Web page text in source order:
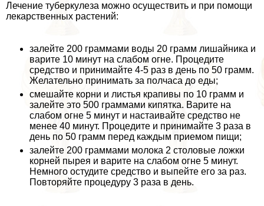
Лечение туберкулеза можно осуществить и при помощи
лекарственных растений:
залейте 200 граммами воды 20 грамм лишайника и
варите 10 минут на слабом огне. Процедите
средство и принимайте 4-5 раз в день по 50 грамм.
Желательно принимать за полчаса до еды;
смешайте корни и листья крапивы по 10 грамм и
залейте это 500 граммами кипятка. Варите на
слабом огне 5 минут и настаивайте средство не
менее 40 минут. Процедите и принимайте 3 раза в
день по 50 грамм перед каждым приемом пищи;
залейте 200 граммами молока 2 столовые ложки
корней пырея и варите на слабом огне 5 минут.
Немного остудите средство и выпейте его за раз.
Повторяйте процедуру 3 раза в день.